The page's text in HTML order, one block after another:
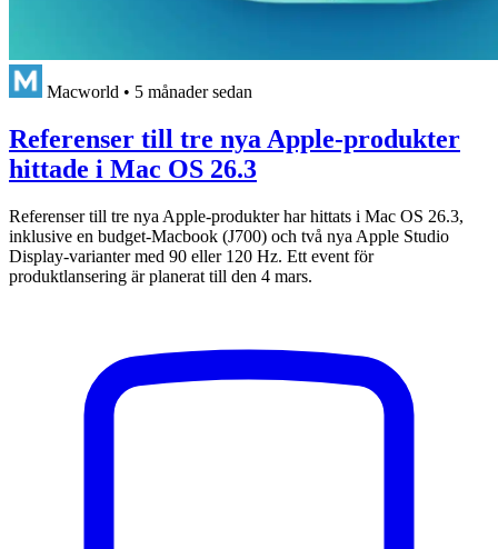
Macworld • 5 månader sedan
Referenser till tre nya Apple-produkter
hittade i Mac OS 26.3
Referenser till tre nya Apple-produkter har hittats i Mac OS 26.3,
inklusive en budget-Macbook (J700) och två nya Apple Studio
Display-varianter med 90 eller 120 Hz. Ett event för
produktlansering är planerat till den 4 mars.